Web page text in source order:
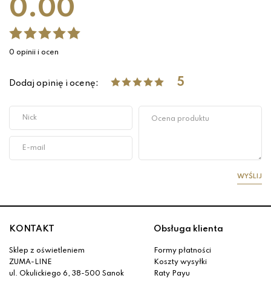
0.00
0 opinii i ocen
Dodaj opinię i ocenę: 5
WYŚLIJ
KONTAKT
Sklep z oświetleniem
ZUMA-LINE
ul. Okulickiego 6, 38-500 Sanok
Obsługa klienta
Formy płatności
Koszty wysyłki
Raty Payu